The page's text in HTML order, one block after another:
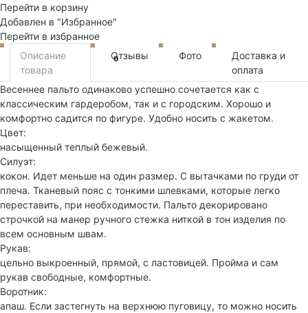
Перейти в корзину
Добавлен в "Избранное"
Перейти в избранное
Описание
товара
Отзывы
0 Фото
Доставка и
оплата
Весеннее пальто одинаково успешно сочетается как с
классическим гардеробом, так и с городским. Хорошо и
комфортно садится по фигуре. Удобно носить с жакетом.
Цвет:
насыщенный теплый бежевый.
Силуэт:
кокон. Идет меньше на один размер. С вытачками по груди от
плеча. Тканевый пояс с тонкими шлевками, которые легко
переставить, при необходимости. Пальто декорировано
строчкой на манер ручного стежка ниткой в тон изделия по
всем основным швам.
Рукав:
цельно выкроенный, прямой, с ластовицей. Пройма и сам
рукав свободные, комфортные.
Воротник:
апаш. Если застегнуть на верхнюю пуговицу, то можно носить